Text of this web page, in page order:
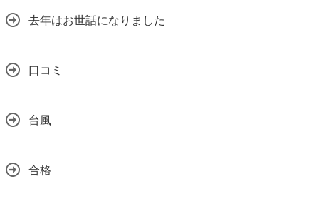
去年はお世話になりました
口コミ
台風
合格